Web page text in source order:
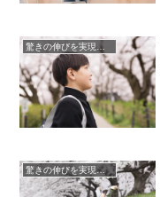
驚きの伸びを実現｜先輩列伝
驚きの伸びを実現｜先輩列伝